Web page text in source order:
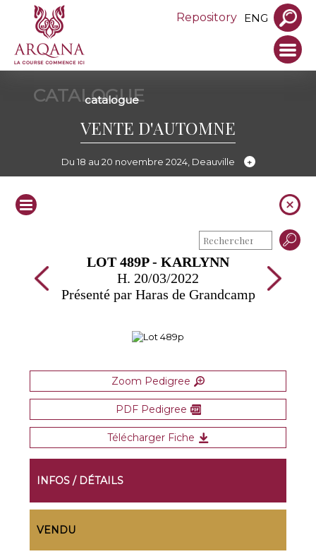
Repository ENG
CATALOGUE
catalogue
VENTE D'AUTOMNE
Du 18 au 20 novembre 2024, Deauville
LOT 489P - KARLYNN
H. 20/03/2022
Présenté par Haras de Grandcamp
Zoom Pedigree
PDF Pedigree
Télécharger Fiche
INFOS / DÉTAILS
VENDU